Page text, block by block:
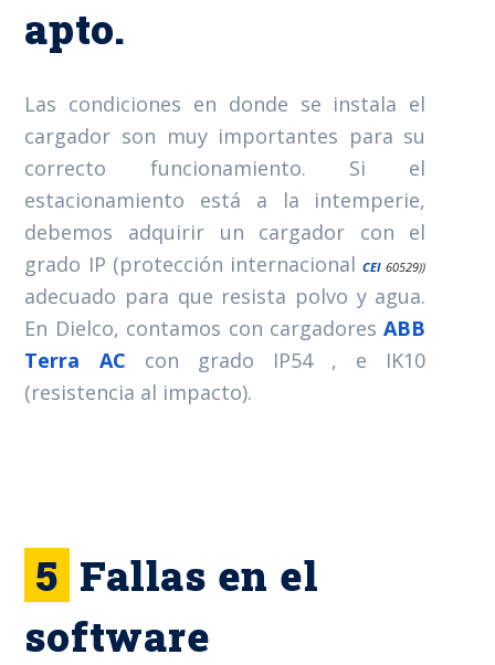
apto.
Las condiciones en donde se instala el
cargador son muy importantes para su
correcto funcionamiento. Si el
estacionamiento está a la intemperie,
debemos adquirir un cargador con el
grado IP (protección internacionalCEI 60529))
adecuado para que resista polvo y agua.
En Dielco, contamos con cargadoresABB
Terra AC con grado IP54 , e IK10
(resistencia al impacto).
5 Fallas en el
software